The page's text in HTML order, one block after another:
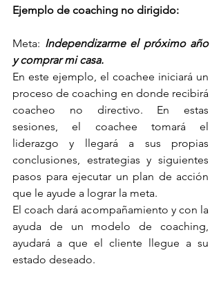
Ejemplo de coaching no dirigido:
Meta: Independizarme el próximo año
y comprar mi casa.
En este ejemplo, el coachee iniciará un
proceso de coaching en donde recibirá
coacheo no directivo. En estas
sesiones, el coachee tomará el
liderazgo y llegará a sus propias
conclusiones, estrategias y siguientes
pasos para ejecutar un plan de acción
que le ayude a lograr la meta.
El coach dará acompañamiento y con la
ayuda de un modelo de coaching,
ayudará a que el cliente llegue a su
estado deseado.